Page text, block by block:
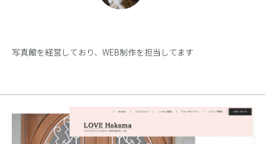
写真館を経営しており、WEB制作を担当してます